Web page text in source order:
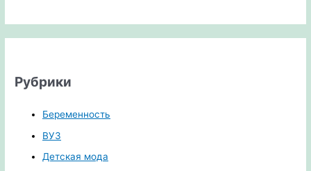
Рубрики
Беременность
ВУЗ
Детская мода